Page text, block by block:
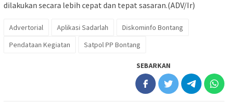
dilakukan secara lebih cepat dan tepat sasaran.(ADV/Ir)
Advertorial Aplikasi Sadarlah
Diskominfo Bontang
Pendataan Kegiatan
Satpol PP Bontang
SEBARKAN